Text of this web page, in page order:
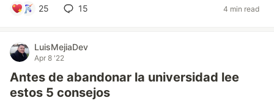
25 15 4 min read
LuisMejiaDev
Apr 8 '22
Antes de abandonar la universidad lee
estos 5 consejos